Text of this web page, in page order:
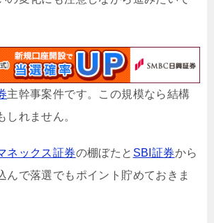
主幹事案件です。この規模なら結構
しれません。
ネックス証券の棚ぼたと SBI証券から
んで落選でもポイント貯めておきま